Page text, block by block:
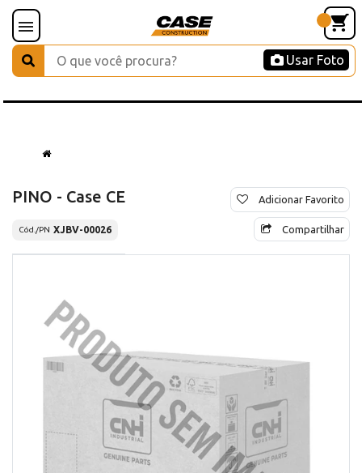
Usar Foto
PINO - Case CE
Cód./PN XJBV-00026
Adicionar Favorito
Compartilhar